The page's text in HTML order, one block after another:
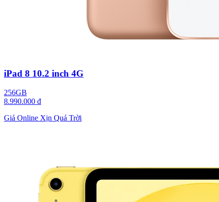
iPad 8 10.2 inch 4G
256GB
8.990.000 đ
Giá Online Xịn Quá Trời